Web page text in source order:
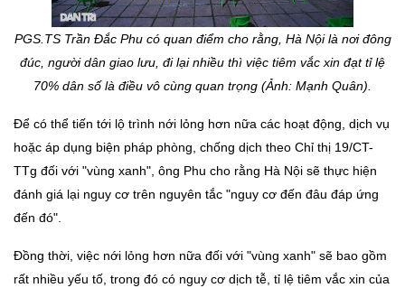
PGS.TS Trần Đắc Phu có quan điểm cho rằng, Hà Nội là nơi đông
đúc, người dân giao lưu, đi lại nhiều thì việc tiêm vắc xin đạt tỉ lệ
70% dân số là điều vô cùng quan trọng (Ảnh: Mạnh Quân).
Để có thể tiến tới lộ trình nới lỏng hơn nữa các hoạt động, dịch vụ
hoặc áp dụng biện pháp phòng, chống dịch theo Chỉ thị 19/CT-
TTg đối với "vùng xanh", ông Phu cho rằng Hà Nội sẽ thực hiện
đánh giá lại nguy cơ trên nguyên tắc "nguy cơ đến đâu đáp ứng
đến đó".
Đồng thời, việc nới lỏng hơn nữa đối với "vùng xanh" sẽ bao gồm
rất nhiều yếu tố, trong đó có nguy cơ dịch tễ, tỉ lệ tiêm vắc xin của